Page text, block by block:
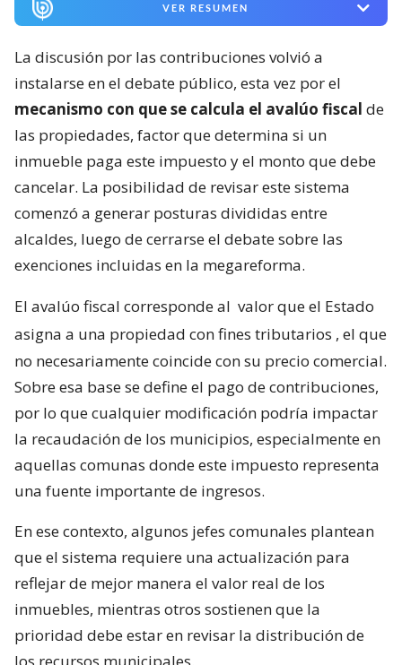
VER RESUMEN
La discusión por las contribuciones volvió a
instalarse en el debate público, esta vez por el
mecanismo con que se calcula el avalúo fiscal de
las propiedades, factor que determina si un
inmueble paga este impuesto y el monto que debe
cancelar. La posibilidad de revisar este sistema
comenzó a generar posturas divididas entre
alcaldes, luego de cerrarse el debate sobre las
exenciones incluidas en la megareforma.
El avalúo fiscal corresponde al valor que el Estado
asigna a una propiedad con fines tributarios , el que
no necesariamente coincide con su precio comercial.
Sobre esa base se define el pago de contribuciones,
por lo que cualquier modificación podría impactar
la recaudación de los municipios, especialmente en
aquellas comunas donde este impuesto representa
una fuente importante de ingresos.
En ese contexto, algunos jefes comunales plantean
que el sistema requiere una actualización para
reflejar de mejor manera el valor real de los
inmuebles, mientras otros sostienen que la
prioridad debe estar en revisar la distribución de